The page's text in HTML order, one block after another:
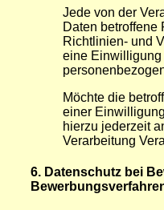
Jede von der
Daten betroffene
Richtlinien- und
eine Einwilligung
Möchte die
einer
hierzu jederzeit
Verarbeitung
6. Datenschutz bei